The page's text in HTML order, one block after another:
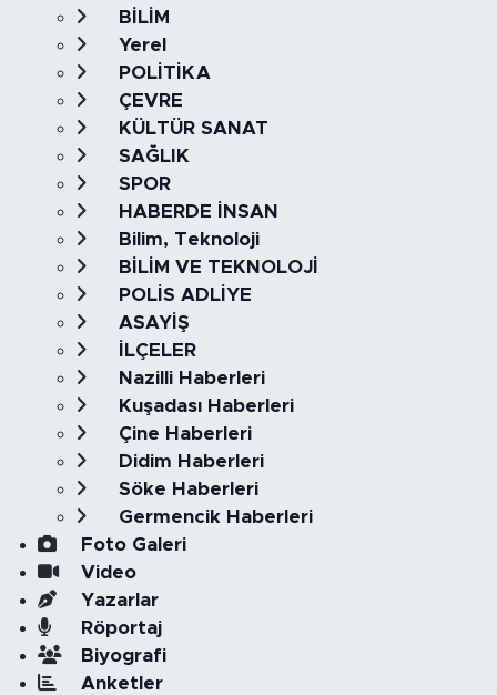
BİLİM
Yerel
POLİTİKA
ÇEVRE
KÜLTÜR SANAT
SAĞLIK
SPOR
HABERDE İNSAN
Bilim, Teknoloji
BİLİM VE TEKNOLOJİ
POLİS ADLİYE
ASAYİŞ
İLÇELER
Nazilli Haberleri
Kuşadası Haberleri
Çine Haberleri
Didim Haberleri
Söke Haberleri
Germencik Haberleri
Foto Galeri
Video
Yazarlar
Röportaj
Biyografi
Anketler